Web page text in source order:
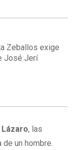
Zeballos exige
José Jerí
Lázaro, las
un hombre.